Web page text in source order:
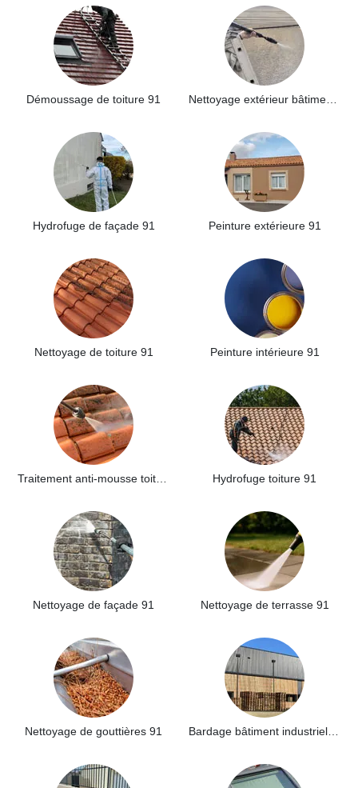
Démoussage de toiture 91
Hydrofuge de façade 91 Peinture extérieure 91
Nettoyage de toiture 91 Peinture intérieure 91
Hydrofuge toiture 91
Nettoyage de façade 91 Nettoyage de terrasse 91
Nettoyage de gouttières 91